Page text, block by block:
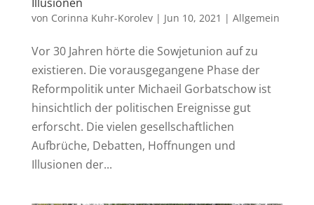
Illusionen
von Corinna Kuhr-Korolev| Jun 10, 2021 | Allgemein
Vor 30 Jahren hörte die Sowjetunion auf zu
existieren. Die vorausgegangene Phase der
Reformpolitik unter Michaeil Gorbatschow ist
hinsichtlich der politischen Ereignisse gut
erforscht. Die vielen gesellschaftlichen
Aufbrüche, Debatten, Hoffnungen und
Illusionen der...